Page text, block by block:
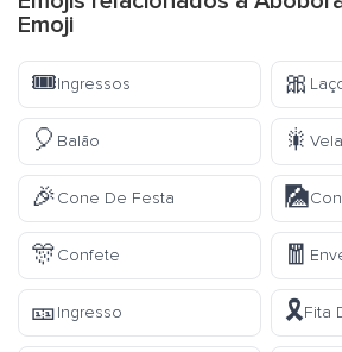
Emoji
🎟️Ingressos 🎀
🎈 Balão 🎇
🎉Cone De Festa 🎑
🎊Confete 🧧
🎫Ingresso 🎗️Fita